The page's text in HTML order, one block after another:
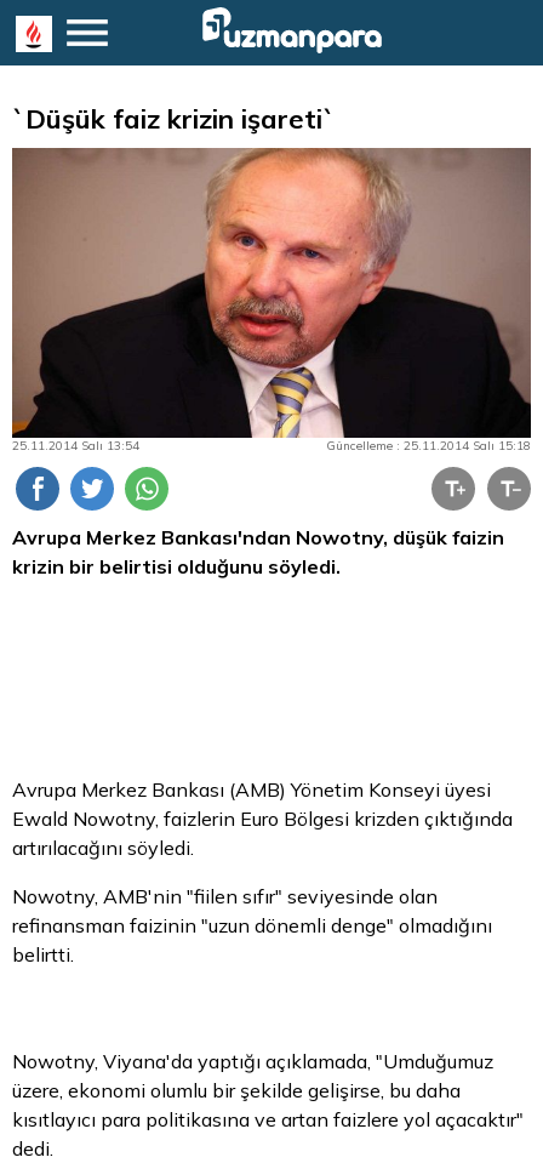
`Düşük faiz krizin işareti`
25.11.2014 Salı 13:54 Güncelleme : 25.11.2014 Salı 15:18
Avrupa Merkez Bankası'ndan Nowotny, düşük faizin
krizin bir belirtisi olduğunu söyledi.
Avrupa Merkez Bankası (AMB) Yönetim Konseyi üyesi
Ewald Nowotny, faizlerin Euro Bölgesi krizden çıktığında
artırılacağını söyledi.
Nowotny, AMB'nin "fiilen sıfır" seviyesinde olan
refinansman faizinin "uzun dönemli denge" olmadığını
belirtti.
Nowotny, Viyana'da yaptığı açıklamada, "Umduğumuz
üzere, ekonomi olumlu bir şekilde gelişirse, bu daha
kısıtlayıcı para politikasına ve artan faizlere yol açacaktır"
dedi.